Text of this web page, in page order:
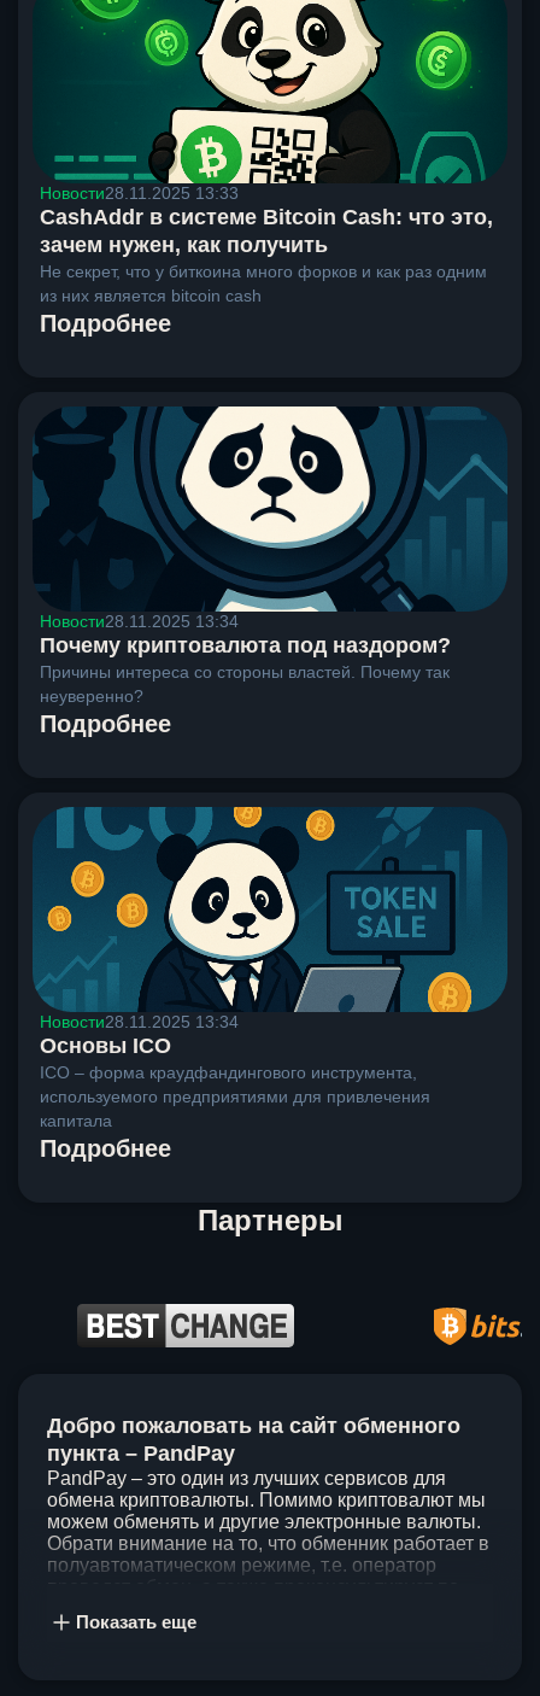
Новости28.11.2025 13:33
CashAddr в системе Bitcoin Cash: что это,
зачем нужен, как получить
Не секрет, что у биткоина много форков и как раз одним
из них является bitcoin cash
Подробнее
Новости28.11.2025 13:34
Почему криптовалюта под наздором?
Причины интереса со стороны властей. Почему так
неуверенно?
Подробнее
Новости28.11.2025 13:34
Основы ICO
ICO – форма краудфандингового инструмента,
используемого предприятиями для привлечения
капитала
Подробнее
Партнеры
Добро пожаловать на сайт обменного
пункта – PandPay
PandPay – это один из лучших сервисов для
обмена криптовалюты. Помимо криптовалют мы
можем обменять и другие электронные валюты.
Обрати внимание на то, что обменник работает в
полуавтоматическом режиме, т.е. оператор
клиентов, поэтому стараемся проводить обмены
Показать еще